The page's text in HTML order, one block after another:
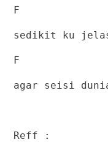
F
sedikit ku
F
agar seisi
Reff :